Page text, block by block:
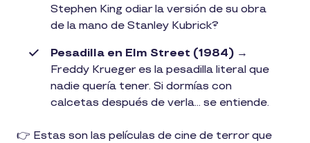
Stephen King odiar la versión de su obra
de la mano de Stanley Kubrick?
Pesadilla en Elm Street (1984) →
Freddy Krueger es la pesadilla literal que
nadie quería tener. Si dormías con
calcetas después de verla… se entiende.
👉 Estas son las películas de cine de terror que